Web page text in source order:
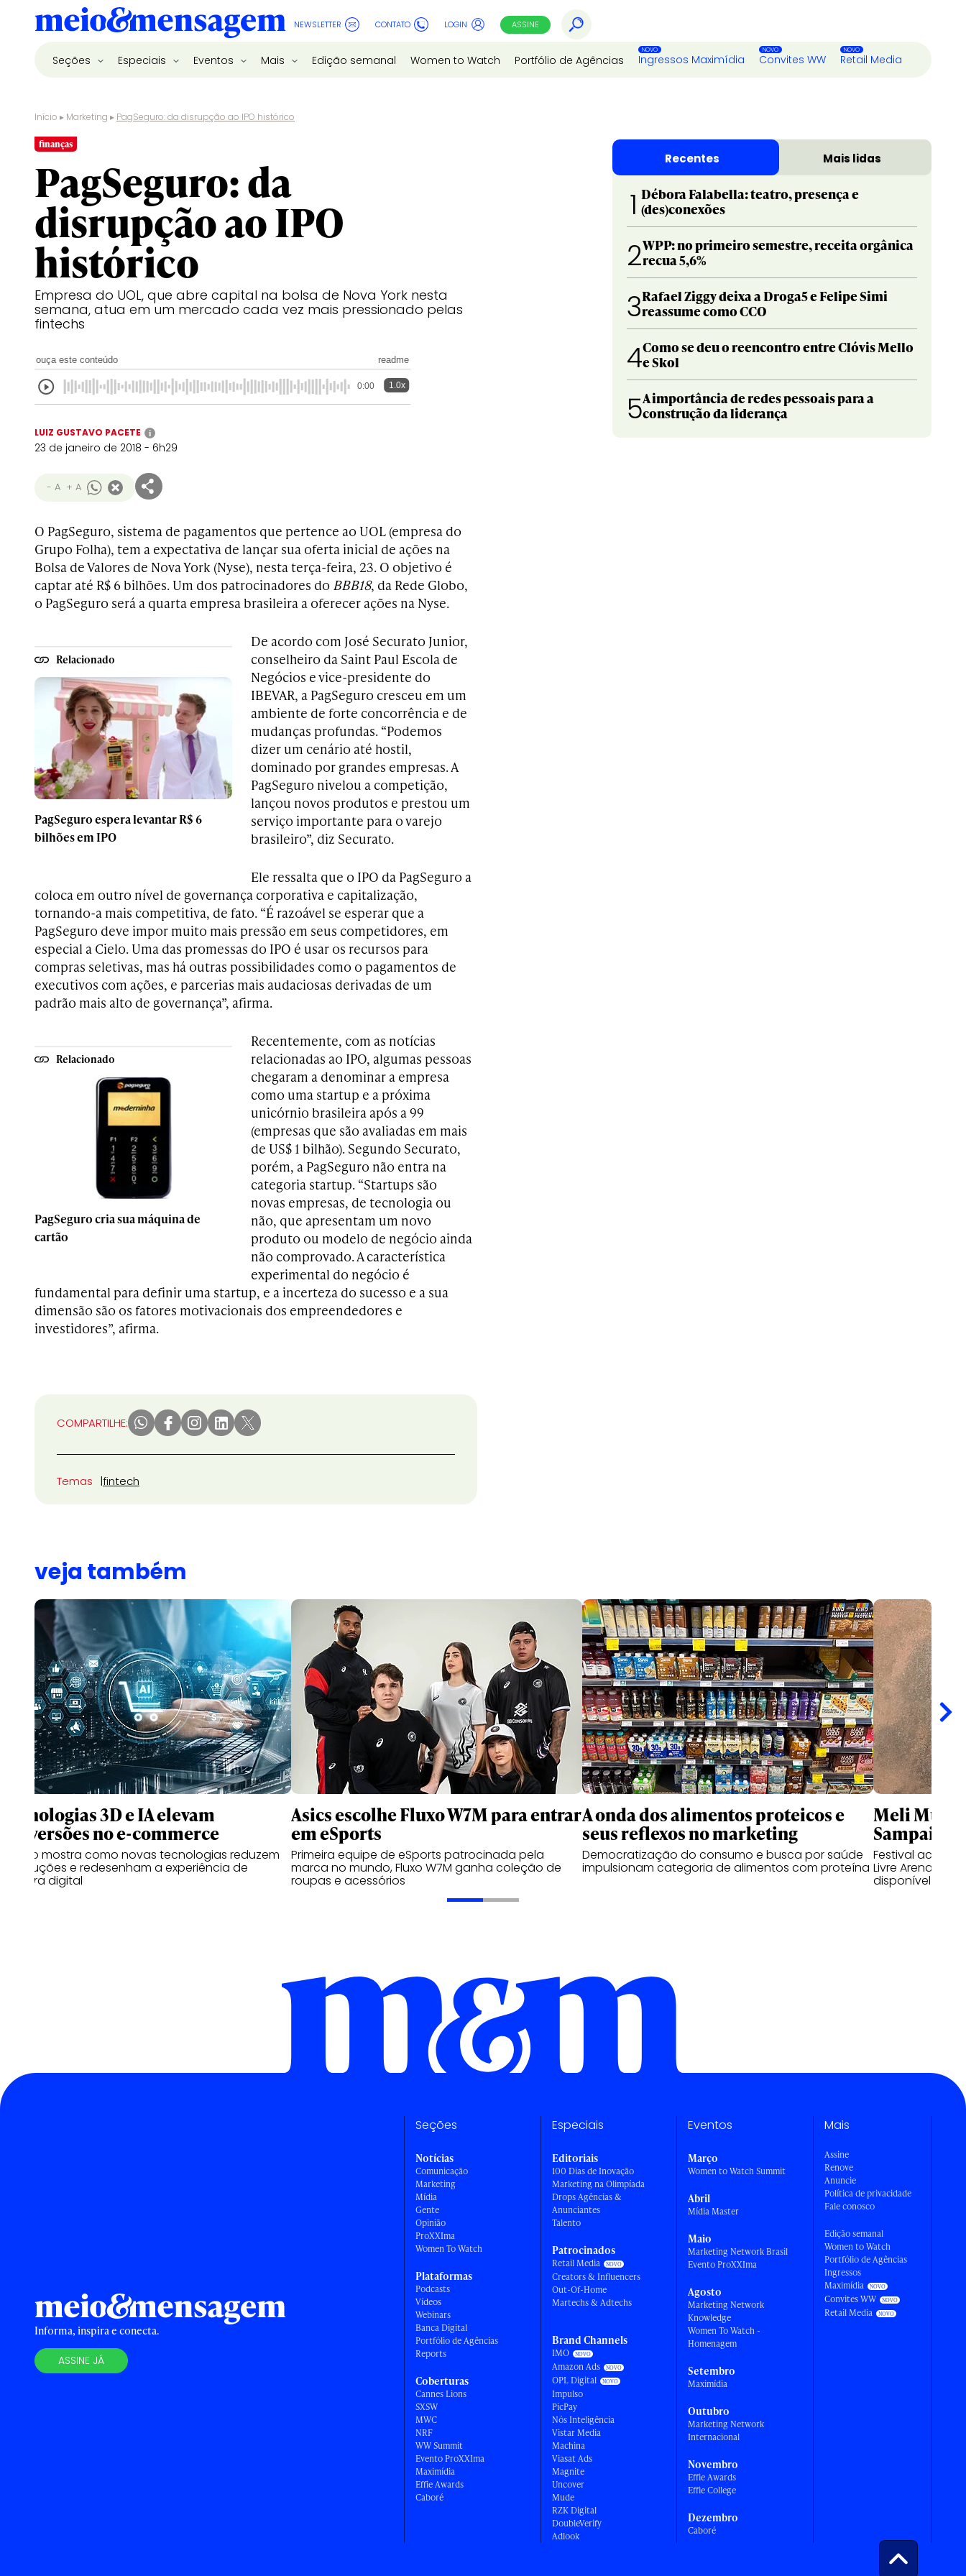
NEWSLETTER CONTATO LOGIN ASSINE
Seções Especiais Eventos Mais Edição semanal Women to Watch Portfólio de Agências Ingressos Maximídia Convites WW Retail Media
Início ▸ Marketing ▸ PagSeguro: da disrupção ao IPO histórico
finanças
PagSeguro: da
disrupção ao IPO
histórico
Empresa do UOL, que abre capital na bolsa de Nova York nesta
semana, atua em um mercado cada vez mais pressionado pelas
fintechs
ouça este conteúdo readme
0:00 1.0x
LUIZ GUSTAVO PACETE i
23 de janeiro de 2018 - 6h29
- A + A
O PagSeguro, sistema de pagamentos que pertence ao UOL (empresa do
Grupo Folha), tem a expectativa de lançar sua oferta inicial de ações na
Bolsa de Valores de Nova York (Nyse), nesta terça-feira, 23. O objetivo é
captar até R$ 6 bilhões. Um dos patrocinadores do BBB18, da Rede Globo,
o PagSeguro será a quarta empresa brasileira a oferecer ações na Nyse.
Relacionado
PagSeguro espera levantar R$ 6
bilhões em IPO
De acordo com José Securato Junior,
conselheiro da Saint Paul Escola de
Negócios e vice-presidente do
IBEVAR, a PagSeguro cresceu em um
ambiente de forte concorrência e de
mudanças profundas. “Podemos
dizer um cenário até hostil,
dominado por grandes empresas. A
PagSeguro nivelou a competição,
lançou novos produtos e prestou um
serviço importante para o varejo
brasileiro”, diz Securato.
Ele ressalta que o IPO da PagSeguro a
coloca em outro nível de governança corporativa e capitalização,
tornando-a mais competitiva, de fato. “É razoável se esperar que a
PagSeguro deve impor muito mais pressão em seus competidores, em
especial a Cielo. Uma das promessas do IPO é usar os recursos para
compras seletivas, mas há outras possibilidades como o pagamentos de
executivos com ações, e parcerias mais audaciosas derivadas de um
padrão mais alto de governança”, afirma.
Relacionado
PagSeguro cria sua máquina de
cartão
Recentemente, com as notícias
relacionadas ao IPO, algumas pessoas
chegaram a denominar a empresa
como uma startup e a próxima
unicórnio brasileira após a 99
(empresas que são avaliadas em mais
de US$ 1 bilhão). Segundo Securato,
porém, a PagSeguro não entra na
categoria startup. “Startups são
novas empresas, de tecnologia ou
não, que apresentam um novo
produto ou modelo de negócio ainda
não comprovado. A característica
experimental do negócio é
fundamental para definir uma startup, e a incerteza do sucesso e a sua
dimensão são os fatores motivacionais dos empreendedores e
investidores”, afirma.
COMPARTILHE:
Temas fintech
Recentes Mais lidas
1 Débora Falabella: teatro, presença e
(des)conexões
2WPP: no primeiro semestre, receita orgânica
recua 5,6%
3Rafael Ziggy deixa a Droga5 e Felipe Simi
reassume como CCO
4Como se deu o reencontro entre Clóvis Mello
e Skol
5A importância de redes pessoais para a
construção da liderança
veja também
Tecnologias 3D e IA elevam
conversões no e-commerce
Estudo mostra como novas tecnologias reduzem
devoluções e redesenham a experiência de
compra digital
Asics escolhe Fluxo W7M para entrar
em eSports
Primeira equipe de eSports patrocinada pela
marca no mundo, Fluxo W7M ganha coleção de
roupas e acessórios
A onda dos alimentos proteicos e
seus reflexos no marketing
Democratização do consumo e busca por saúde
impulsionam categoria de alimentos com proteína
Meli
Sampaio e
Festival
Livre Arena
disponível
Informa, inspira e conecta.
ASSINE JÁ
Seções
Notícias
Comunicação
Marketing
Mídia
Gente
Opinião
ProXXIma
Women To Watch
Plataformas
Podcasts
Vídeos
Webinars
Banca Digital
Portfólio de Agências
Reports
Coberturas
Cannes Lions
SXSW
MWC
NRF
WW Summit
Evento ProXXIma
Maximídia
Effie Awards
Caboré
Especiais
Editoriais
100 Dias de Inovação
Marketing na Olimpíada
Drops Agências &
Anunciantes
Talento
Patrocinados
Retail Media
Creators & Influencers
Out-Of-Home
Martechs & Adtechs
Brand Channels
IMO
Amazon Ads
OPL Digital
Impulso
PicPay
Nós Inteligência
Vistar Media
Machina
Viasat Ads
Magnite
Uncover
Mude
RZK Digital
DoubleVerify
Adlook
Eventos
Março
Women to Watch Summit
Abril
Mídia Master
Maio
Marketing Network Brasil
Evento ProXXIma
Agosto
Marketing Network
Knowledge
Women To Watch -
Homenagem
Setembro
Maximídia
Outubro
Marketing Network
Internacional
Novembro
Effie Awards
Effie College
Dezembro
Caboré
Mais
Assine
Renove
Anuncie
Política de privacidade
Fale conosco
Edição semanal
Women to Watch
Portfólio de Agências
Ingressos
Maximídia
Convites WW
Retail Media